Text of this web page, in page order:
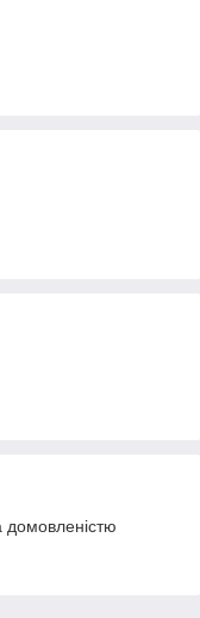
домовленістю